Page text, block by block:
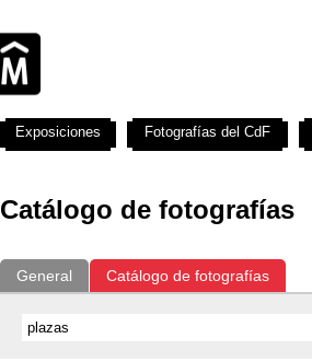
Catálogo de fotografías
General Catálogo de fotografías
Exposiciones Fotografías del CdF